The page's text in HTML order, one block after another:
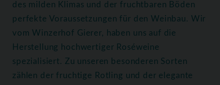
des milden Klimas und der fruchtbaren Böden
perfekte Voraussetzungen für den Weinbau. Wir
vom Winzerhof Gierer, haben uns auf die
Herstellung hochwertiger Roséweine
spezialisiert. Zu unseren besonderen Sorten
zählen der fruchtige Rotling und der elegante